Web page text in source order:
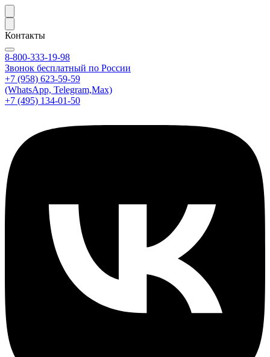
Контакты
8-800-333-19-98
Звонок бесплатный по России
+7 (958) 623-59-59
(WhatsApp, Telegram,Max)
+7 (495) 134-01-50